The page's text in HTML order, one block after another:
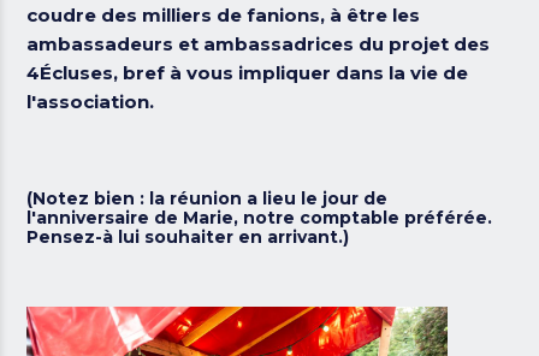
coudre des milliers de fanions, à être les
ambassadeurs et ambassadrices du projet des
4Écluses, bref àvous impliquer dans la vie de
l'association.
(Notez bien : la réunion a lieu le jour de
l'anniversaire de Marie, notre comptable préférée.
Pensez-à lui souhaiter en arrivant.)